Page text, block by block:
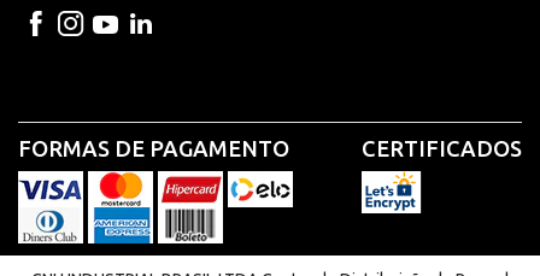
FORMAS DE PAGAMENTO CERTIFICADOS